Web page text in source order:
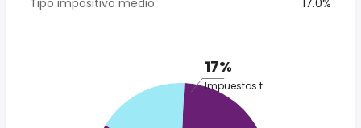
Tipo impositivo medio
17.0%
17%
Impuestos totales